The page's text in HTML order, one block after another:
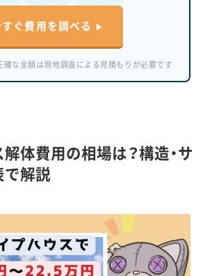
すぐ費用を調べる
な金額は現地調査による見積もりが必要です
体費用の相場は？構造・サ
解説